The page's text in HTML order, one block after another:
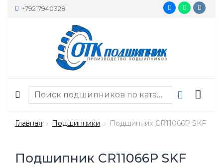
+79217940328
Главная Подшипники Подшипник CR11066P SKF
Подшипник CR11066P SKF